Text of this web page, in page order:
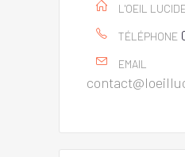
L'OEIL
TÉLÉPHONE
EMAIL